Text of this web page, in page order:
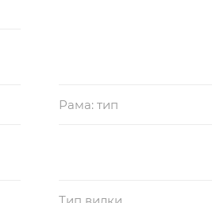
Рама: тип
Тип вилки